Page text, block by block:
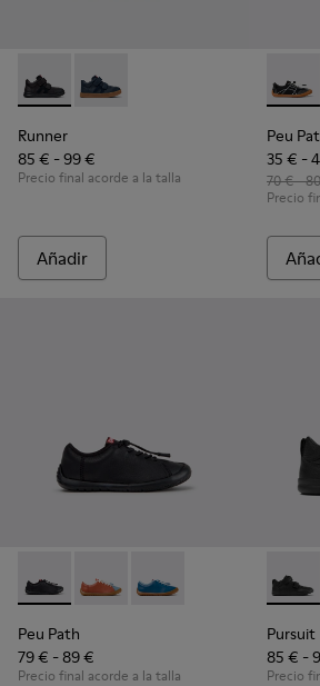
Runner - K900384-002 - Zapatillas
Runner - K900384-001
Runner
85 € - 99 €
Precio final acorde a la talla
Añadir
Peu
Peu
35 € -
70 € -
Precio
Peu Path - K800707-007 - Zapatillas
Peu Path - K800707-008
Peu Path - K800707-
Peu Path
79 € - 89 €
Precio final acorde a la talla
Pursuit
85 € -
Precio